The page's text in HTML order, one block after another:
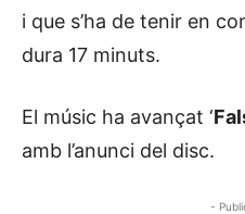
i que s’ha de tenir en
dura 17 minuts.
El músic ha avançat ‘
amb l’anunci del disc.
-